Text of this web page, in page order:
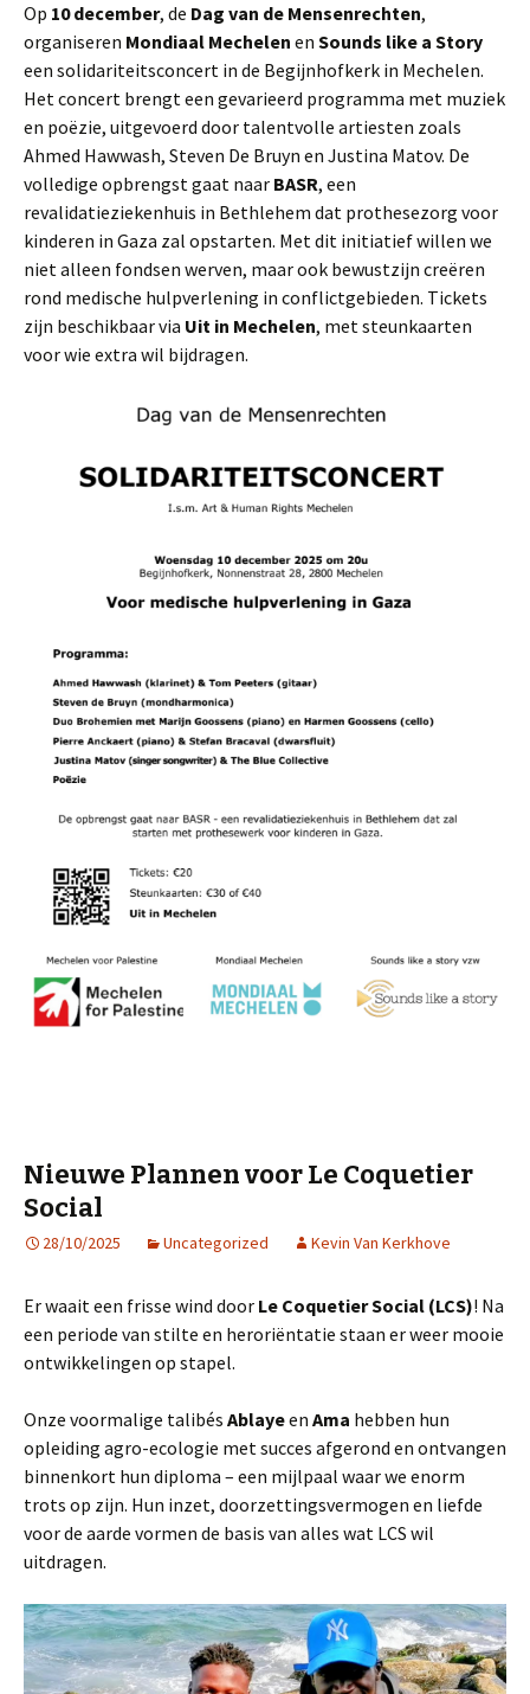
Op 10 december, de Dag van de Mensenrechten,
organiseren Mondiaal Mechelen en Sounds like a Story
een solidariteitsconcert in de Begijnhofkerk in Mechelen.
Het concert brengt een gevarieerd programma met muziek
en poëzie, uitgevoerd door talentvolle artiesten zoals
Ahmed Hawwash, Steven De Bruyn en Justina Matov. De
volledige opbrengst gaat naar BASR, een
revalidatieziekenhuis in Bethlehem dat prothesezorg voor
kinderen in Gaza zal opstarten. Met dit initiatief willen we
niet alleen fondsen werven, maar ook bewustzijn creëren
rond medische hulpverlening in conflictgebieden. Tickets
zijn beschikbaar via Uit in Mechelen, met steunkaarten
voor wie extra wil bijdragen.
Nieuwe Plannen voor Le Coquetier
Social
28/10/2025 Uncategorized Kevin Van Kerkhove
Er waait een frisse wind door Le Coquetier Social (LCS)! Na
een periode van stilte en heroriëntatie staan er weer mooie
ontwikkelingen op stapel.
Onze voormalige talibés Ablayeen Ama hebben hun
opleiding agro-ecologie met succes afgerond en ontvangen
binnenkort hun diploma – een mijlpaal waar we enorm
trots op zijn. Hun inzet, doorzettingsvermogen en liefde
voor de aarde vormen de basis van alles wat LCS wil
uitdragen.